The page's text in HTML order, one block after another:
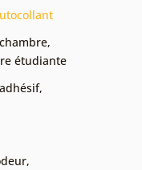
,
étudiante